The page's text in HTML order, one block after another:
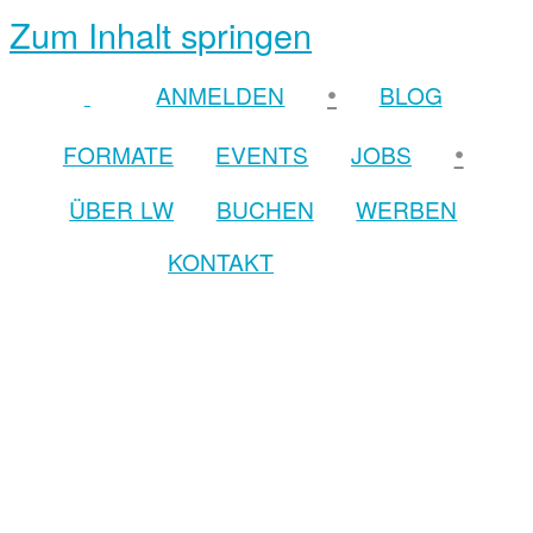
Zum Inhalt springen
ANMELDEN •
BLOG
FORMATE
EVENTS JOBS •
ÜBER LW BUCHEN
WERBEN
KONTAKT